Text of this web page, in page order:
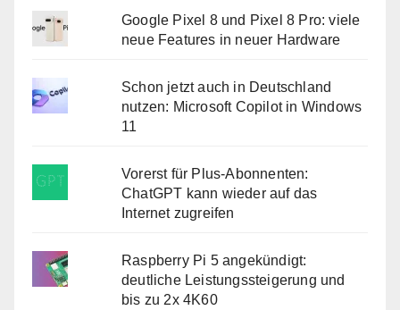
Google Pixel 8 und Pixel 8 Pro: viele
neue Features in neuer Hardware
Schon jetzt auch in Deutschland
nutzen: Microsoft Copilot in Windows
11
Vorerst für Plus-Abonnenten:
ChatGPT kann wieder auf das
Internet zugreifen
Raspberry Pi 5 angekündigt:
deutliche Leistungssteigerung und
bis zu 2x 4K60